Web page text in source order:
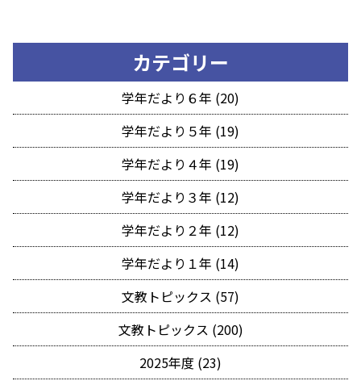
カテゴリー
学年だより６年 (20)
学年だより５年 (19)
学年だより４年 (19)
学年だより３年 (12)
学年だより２年 (12)
学年だより１年 (14)
文教トピックス (57)
文教トピックス (200)
2025年度 (23)